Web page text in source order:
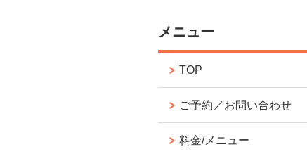
メニュー
TOP
ご予約／お問い合わせ
料金/メニュー